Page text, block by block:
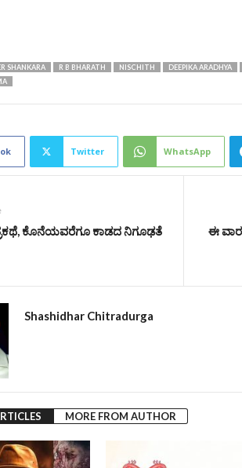
SHANKARA R B BHARATH NISCHITH DEEPIKA ARADHYA
Twitter WhatsApp
ಕೊನೆಯವರೆಗೂ ಕಾಡದ ನಿಗೂಢತೆ
ಈ
Shashidhar Chitradurga
MORE FROM AUTHOR